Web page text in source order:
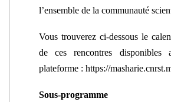
l’ensemble de la communauté
Vous trouverez ci-dessous le
de ces rencontres disponibles
plateforme : https://
Sous-programme